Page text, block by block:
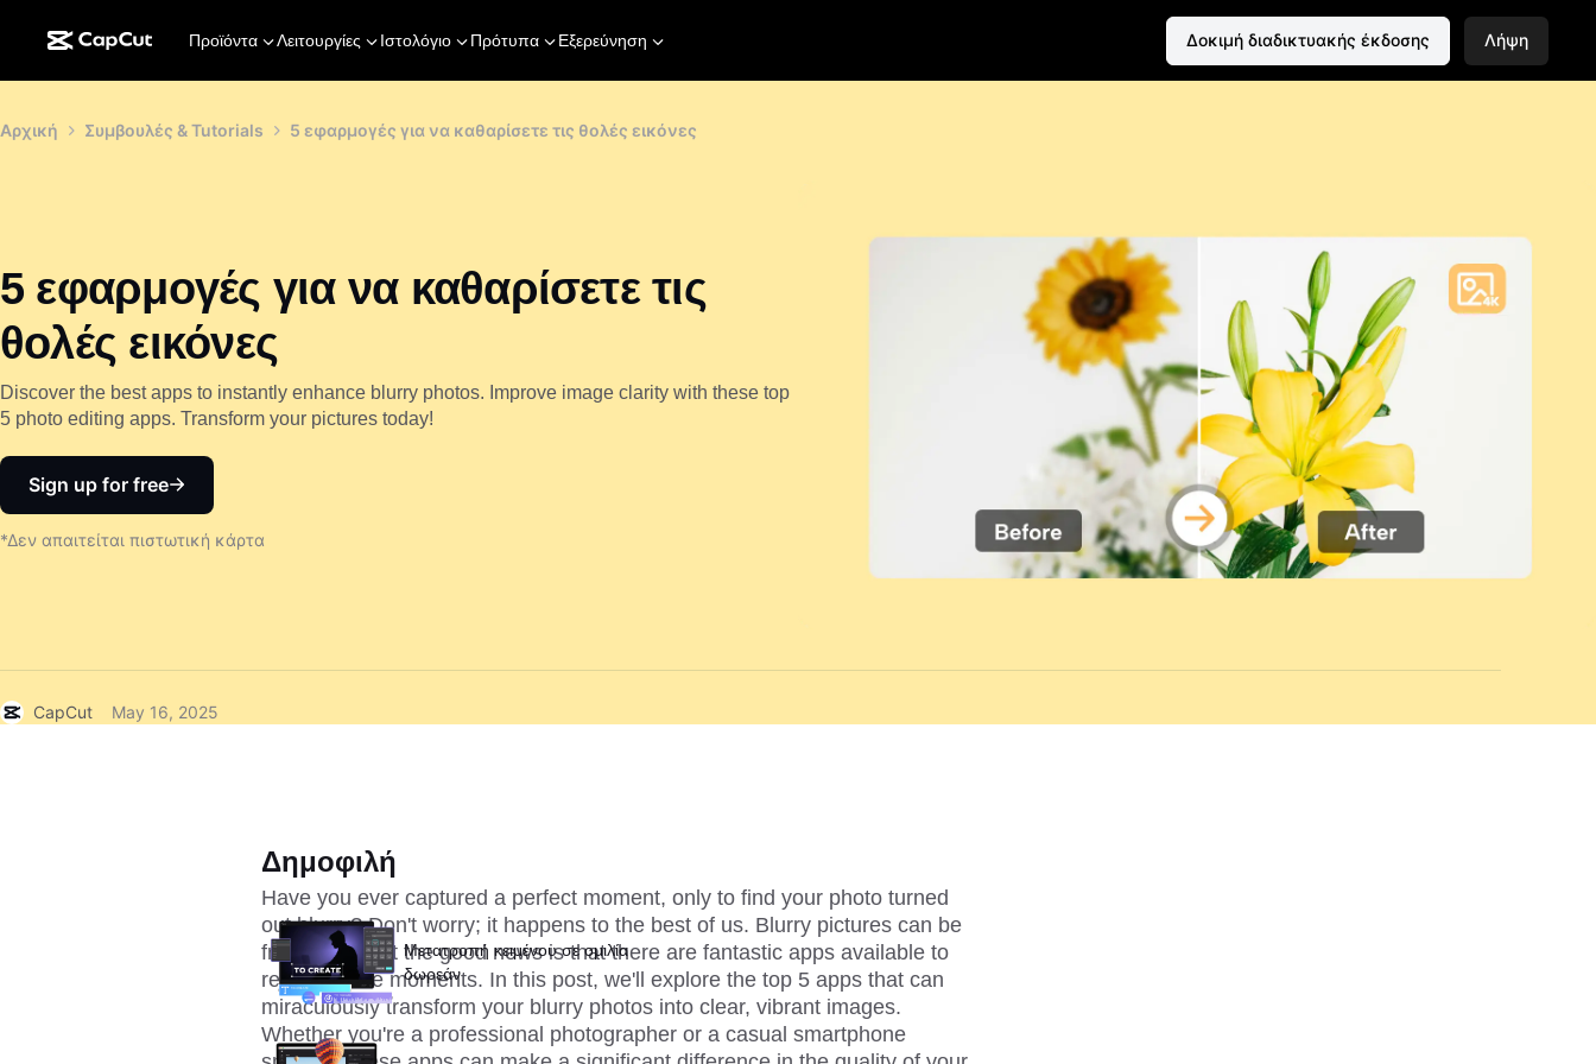
Προϊόντα Λειτουργίες Ιστολόγιο Πρότυπα Εξερεύνηση Δοκιμή διαδικτυακής έκδοσης Λήψη
Αρχική Συμβουλές & Tutorials 5 εφαρμογές για να καθαρίσετε τις θολές εικόνες
5 εφαρμογές για να καθαρίσετε τις
θολές εικόνες
Discover the best apps to instantly enhance blurry photos. Improve image clarity with these top
5 photo editing apps. Transform your pictures today!
Sign up for free
*Δεν απαιτείται πιστωτική κάρτα
CapCut May 16, 2025
Have you ever captured a perfect moment, only to find your photo turned
out blurry? Don't worry; it happens to the best of us. Blurry pictures can be
frustrating, but the good news is that there are fantastic apps available to
rescue those moments. In this post, we'll explore the top 5 apps that can
miraculously transform your blurry photos into clear, vibrant images.
Whether you're a professional photographer or a casual smartphone
Δημοφιλή
Μετατροπή κειμένου σε ομιλία
δωρεάν